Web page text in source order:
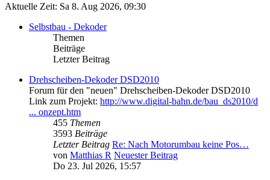
Aktuelle Zeit: Sa 8. Aug 2026, 09:30
Selbstbau - Dekoder
Themen
Beiträge
Letzter Beitrag
Drehscheiben-Dekoder DSD2010
Forum für den "neuen" Drehscheiben-Dekoder DSD2010
Link zum Projekt: http://www.digital-bahn.de/bau_ds2010/d
... onzept.htm
455 Themen
3593 Beiträge
Letzter Beitrag Re: Nach Motorumbau keine Pos…
von Matthias R Neuester Beitrag
Do 23. Jul 2026, 15:57